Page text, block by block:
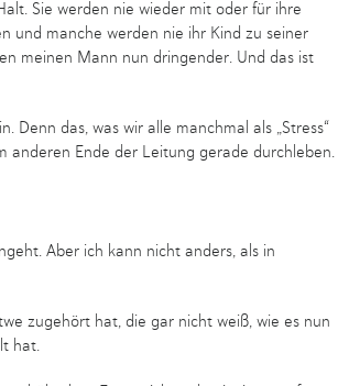
Sie werden nie wieder mit oder für ihre
und manche werden nie ihr Kind zu seiner
meinen Mann nun dringender. Und das ist
Denn das, was wir alle manchmal als „Stress“
anderen Ende der Leitung gerade durchleben.
Aber ich kann nicht anders, als in
zugehört hat, die gar nicht weiß, wie es nun
hat.